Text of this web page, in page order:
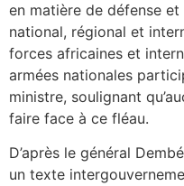
en matière de défense
national, régional et
forces africaines et
armées nationales
ministre, soulignant
faire face à ce fléau.
D’après le général
un texte